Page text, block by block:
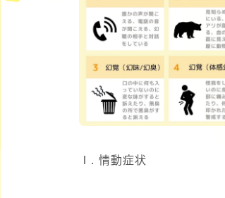
Ⅰ. 情動症状